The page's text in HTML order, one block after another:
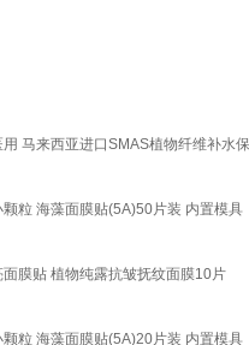
马来西亚进口SMAS植物纤维补水
粒 海藻面膜贴(5A)50片装 内置模具
膜贴 植物纯露抗皱抚纹面膜10片
粒 海藻面膜贴(5A)20片装 内置模具